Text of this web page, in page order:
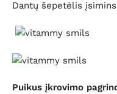
Dantų šepetėlis
Puikus įkrovimo